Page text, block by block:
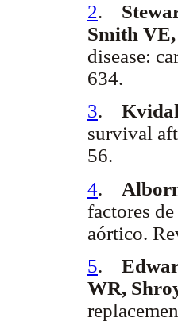
2.
Smith VE,
disease:
634.
3.
survival
56.
4.
factores
aórtico.
5.
WR,